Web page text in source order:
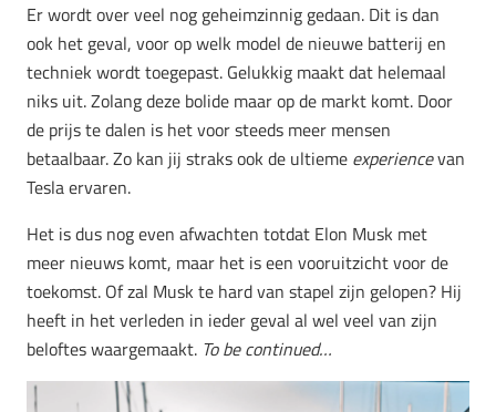
Er wordt over veel nog geheimzinnig gedaan. Dit is dan
ook het geval, voor op welk model de nieuwe batterij en
techniek wordt toegepast. Gelukkig maakt dat helemaal
niks uit. Zolang deze bolide maar op de markt komt. Door
de prijs te dalen is het voor steeds meer mensen
betaalbaar. Zo kan jij straks ook de ultieme experiencevan
Tesla ervaren.
Het is dus nog even afwachten totdat Elon Musk met
meer nieuws komt, maar het is een vooruitzicht voor de
toekomst. Of zal Musk te hard van stapel zijn gelopen? Hij
heeft in het verleden in ieder geval al wel veel van zijn
beloftes waargemaakt. To be continued…